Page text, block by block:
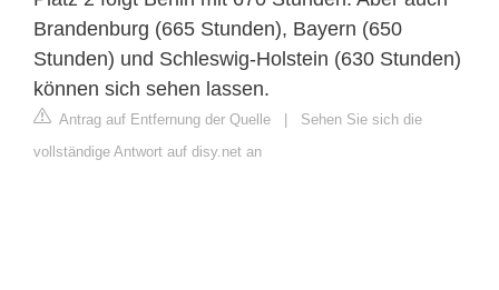
Brandenburg (665 Stunden), Bayern (650
Stunden) und Schleswig-Holstein (630 Stunden)
können sich sehen lassen.
Antrag auf Entfernung der Quelle
Sehen Sie sich die
vollständige Antwort auf disy.net an